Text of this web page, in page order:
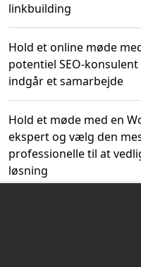
linkbuilding
Hold et online møde
potentiel SEO-
indgår et samarbejde
Hold et møde med en
ekspert og vælg den
professionelle til at
løsning